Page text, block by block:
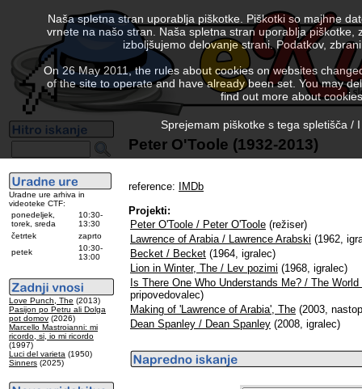
Uradne ure arhiva in
videoteke CTF:
ponedeljek,
torek, sreda
10:30-
13:30
četrtek
zaprto
petek
10:30-
13:00
Love Punch, The (2013)
Pasijon po Petru ali Dolga
pot domov (2026)
Marcello Mastroianni: mi
ricordo, si, io mi ricordo
(1997)
Luci del varieta (1950)
Sinners (2025)
Peter O'Toole (1932-2013)
reference:
IMDb
Projekti:
Peter O'Toole / Peter O'Toole (režiser)
Lawrence of Arabia / Lawrence Arabski (1962,
Becket / Becket (1964, igralec)
Lion in Winter, The / Lev pozimi (1968, igralec)
Is There One Who Understands Me? / The
pripovedovalec)
Making of 'Lawrence of Arabia', The (2003,
Dean Spanley / Dean Spanley (2008, igralec)
Naša spletna stran uporablja piškotke. Piškotki so majhne
vrnete na našo stran. Naša spletna stran uporablja
izboljšujemo delovanje strani. Podatkov,
On 26 May 2011, the rules about cookies on websites
of the site to operate and have already been set. You may
find out more about
Sprejemam piškotke s tega spletišča /